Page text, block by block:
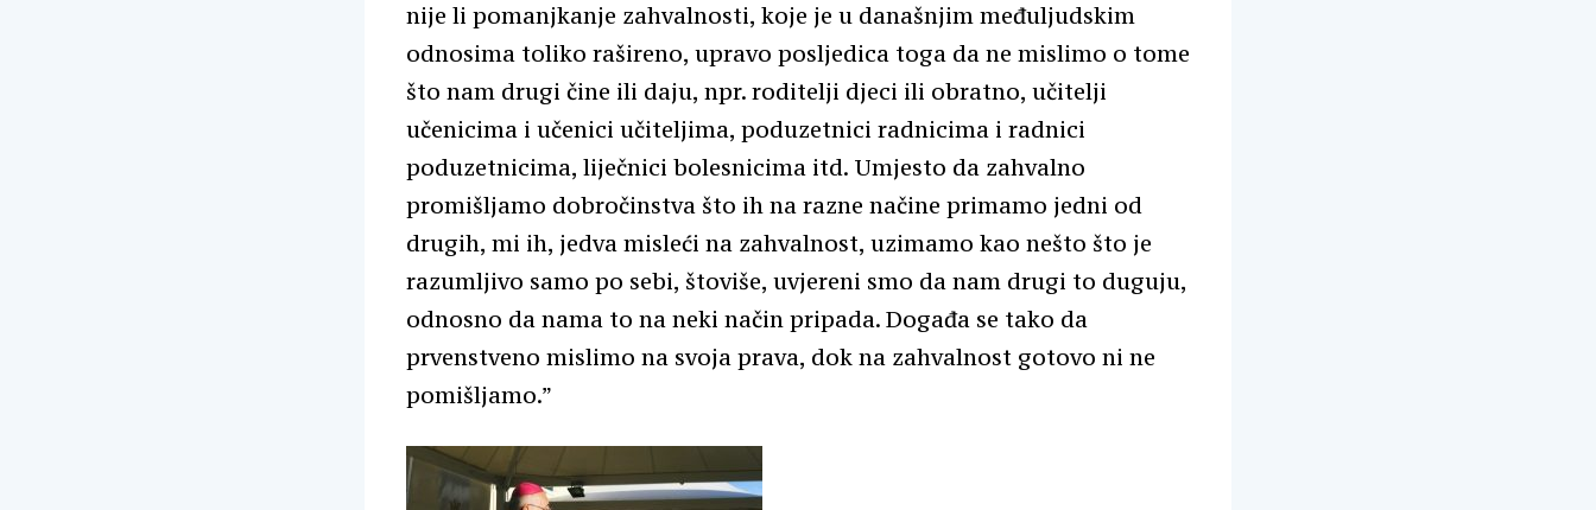
nije li pomanjkanje zahvalnosti, koje je u današnjim međuljudskim
odnosima toliko rašireno, upravo posljedica toga da ne mislimo o tome
što nam drugi čine ili daju, npr. roditelji djeci ili obratno, učitelji
učenicima i učenici učiteljima, poduzetnici radnicima i radnici
poduzetnicima, liječnici bolesnicima itd. Umjesto da zahvalno
promišljamo dobročinstva što ih na razne načine primamo jedni od
drugih, mi ih, jedva misleći na zahvalnost, uzimamo kao nešto što je
razumljivo samo po sebi, štoviše, uvjereni smo da nam drugi to duguju,
odnosno da nama to na neki način pripada. Događa se tako da
prvenstveno mislimo na svoja prava, dok na zahvalnost gotovo ni ne
pomišljamo.”